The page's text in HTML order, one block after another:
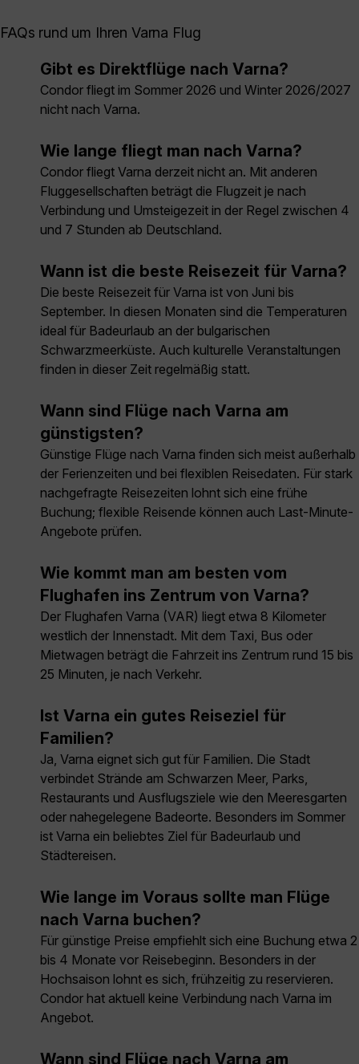
FAQs rund um Ihren Varna Flug
Gibt es Direktflüge nach Varna?
Condor fliegt im Sommer 2026 und Winter 2026/2027
nicht nach Varna.
Wie lange fliegt man nach Varna?
Condor fliegt Varna derzeit nicht an. Mit anderen
Fluggesellschaften beträgt die Flugzeit je nach
Verbindung und Umsteigezeit in der Regel zwischen 4
und 7 Stunden ab Deutschland.
Wann ist die beste Reisezeit für Varna?
Die beste Reisezeit für Varna ist von Juni bis
September. In diesen Monaten sind die Temperaturen
ideal für Badeurlaub an der bulgarischen
Schwarzmeerküste. Auch kulturelle Veranstaltungen
finden in dieser Zeit regelmäßig statt.
Wann sind Flüge nach Varna am
günstigsten?
Günstige Flüge nach Varna finden sich meist außerhalb
der Ferienzeiten und bei flexiblen Reisedaten. Für stark
nachgefragte Reisezeiten lohnt sich eine frühe
Buchung; flexible Reisende können auch Last-Minute-
Angebote prüfen.
Wie kommt man am besten vom
Flughafen ins Zentrum von Varna?
Der Flughafen Varna (VAR) liegt etwa 8 Kilometer
westlich der Innenstadt. Mit dem Taxi, Bus oder
Mietwagen beträgt die Fahrzeit ins Zentrum rund 15 bis
25 Minuten, je nach Verkehr.
Ist Varna ein gutes Reiseziel für
Familien?
Ja, Varna eignet sich gut für Familien. Die Stadt
verbindet Strände am Schwarzen Meer, Parks,
Restaurants und Ausflugsziele wie den Meeresgarten
oder nahegelegene Badeorte. Besonders im Sommer
ist Varna ein beliebtes Ziel für Badeurlaub und
Städtereisen.
Wie lange im Voraus sollte man Flüge
nach Varna buchen?
Für günstige Preise empfiehlt sich eine Buchung etwa 2
bis 4 Monate vor Reisebeginn. Besonders in der
Hochsaison lohnt es sich, frühzeitig zu reservieren.
Condor hat aktuell keine Verbindung nach Varna im
Angebot.
Wann sind Flüge nach Varna am